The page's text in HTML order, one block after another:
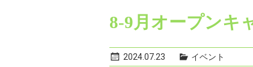
8-9月オープンキ
2024.07.23 イベント